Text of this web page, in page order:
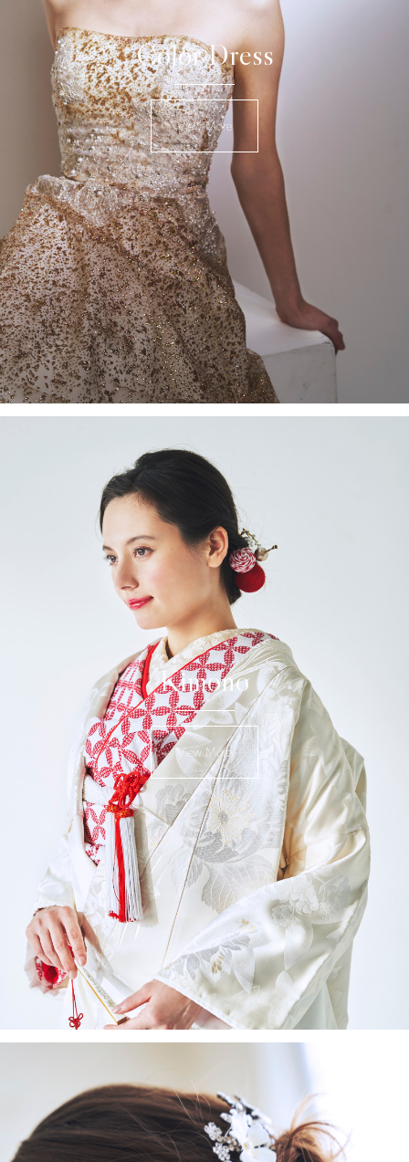
Color Dress
View More
Kimono
View More